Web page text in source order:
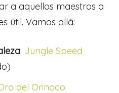
a aquellos maestros a
útil. Vamos allá:
: Jungle Speed
del Orinoco